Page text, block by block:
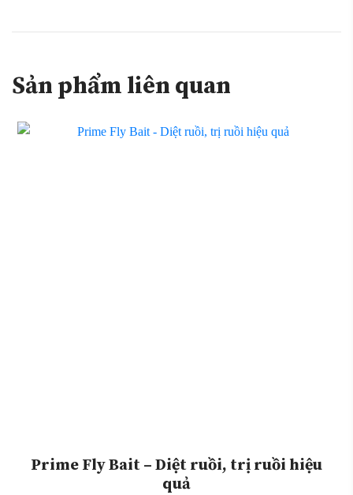
Sản phẩm liên quan
Prime Fly Bait – Diệt ruồi, trị ruồi hiệu
quả